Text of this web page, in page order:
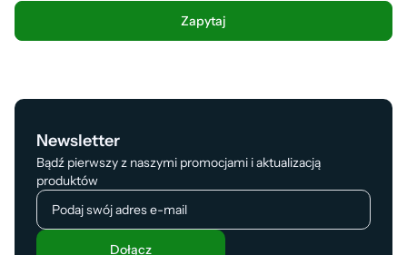
Newsletter
Bądź pierwszy z naszymi promocjami i aktualizacją
produktów
Dołącz